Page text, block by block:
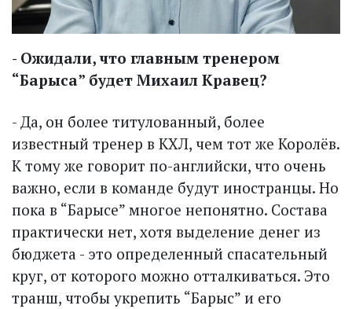
- Ожидали, что главным тренером
“Барыса” будет Михаил Кравец?
- Да, он более титулованный, более
известный тренер в КХЛ, чем тот же Королёв.
К тому же говорит по-английски, что очень
важно, если в команде будут иностранцы. Но
пока в “Барысе” многое непонятно. Состава
прак­тически нет, хотя выделение денег из
бюджета - это определенный спасательный
круг, от которого можно отталкиваться. Это
транш, чтобы укрепить “Барыс” и его